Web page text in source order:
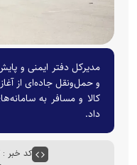
مدیرکل دفتر ایمنی و
و حمل‌ونقل جاده‌ای از
داد.
کد خبر : ۱۰۵۸۷۱۷